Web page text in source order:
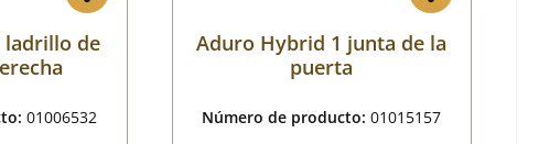
ladrillo de
01006532
Aduro Hybrid 1 junta de la
puerta
Número de producto:01015157